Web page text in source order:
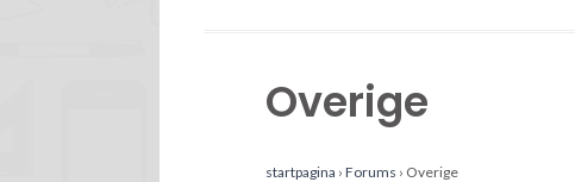
Overige
startpagina › Forums › Overige